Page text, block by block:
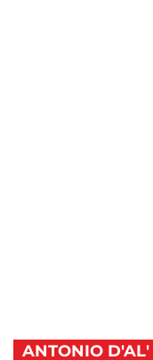
ANTONIO D'AL'